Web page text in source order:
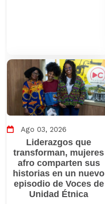
Ago 03, 2026
Liderazgos que
transforman, mujeres
afro comparten sus
historias en un nuevo
episodio de Voces de
Unidad Étnica